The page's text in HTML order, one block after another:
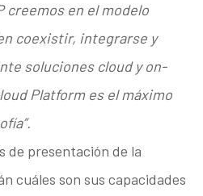
creemos en el modelo
coexistir, integrarse y
soluciones cloud y on-
Platform es el máximo
de presentación de la
cuáles son sus capacidades